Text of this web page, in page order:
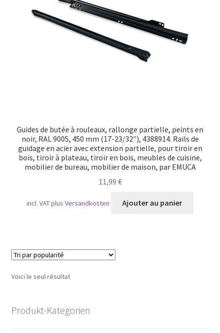
Transport maritime
Guides de butée à rouleaux, rallonge partielle, peints en
noir, RAL 9005, 450 mm (17-23/32″), 4388914. Rails de
guidage en acier avec extension partielle, pour tiroir en
bois, tiroir à plateau, tiroir en bois, meubles de cuisine,
mobilier de bureau, mobilier de maison, par EMUCA
11,99 €
incl. VATplusVersandkosten Ajouter au panier
Voici le seul résultat
Produkt-Kategorien